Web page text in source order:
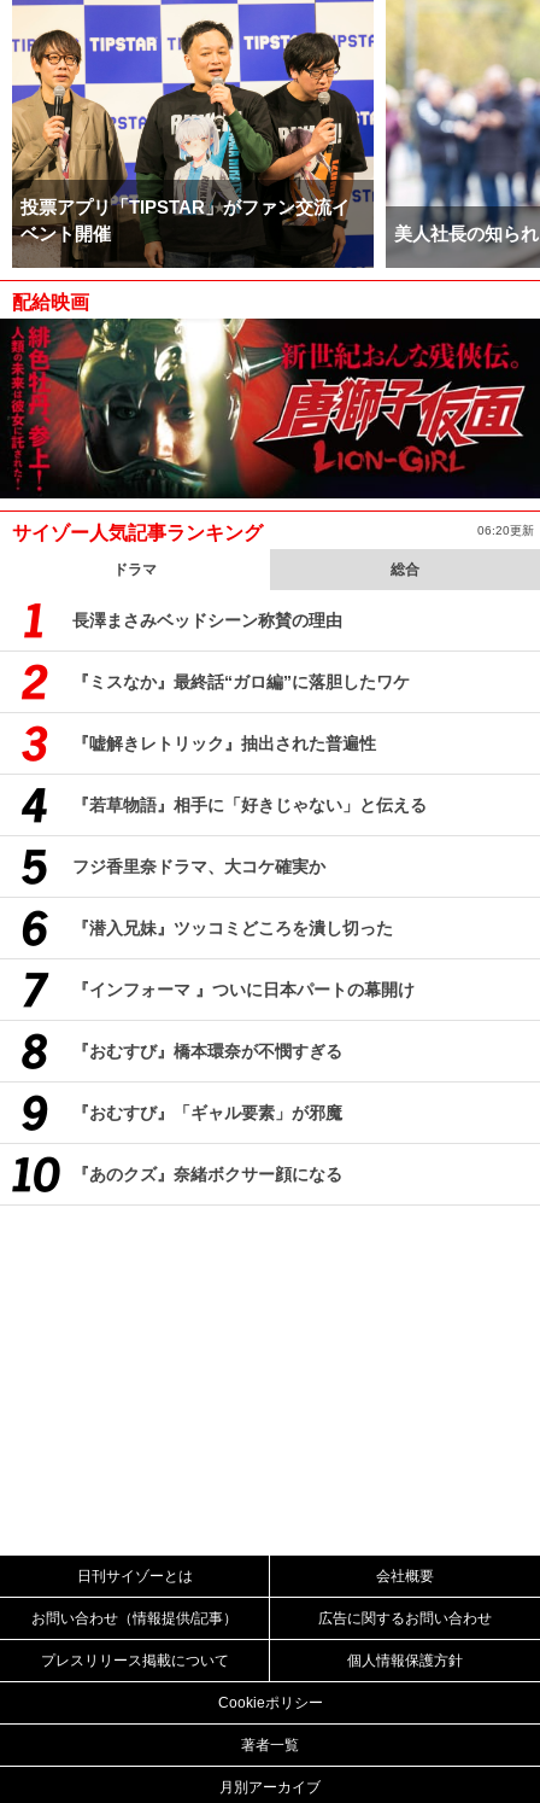
投票アプリ「TIPSTAR」がファン交流イ
ベント開催
美人社長の知ら
配給映画
サイゾー人気記事ランキング 06:20更新
ドラマ 総合
長澤まさみベッドシーン称賛の理由
『ミスなか』最終話“ガロ編”に落胆したワケ
『嘘解きレトリック』抽出された普遍性
『若草物語』相手に「好きじゃない」と伝える
フジ香里奈ドラマ、大コケ確実か
『潜入兄妹』ツッコミどころを潰し切った
『インフォーマ 』ついに日本パートの幕開け
『おむすび』橋本環奈が不憫すぎる
『おむすび』「ギャル要素」が邪魔
『あのクズ』奈緒ボクサー顔になる
日刊サイゾーとは 会社概要
お問い合わせ（情報提供/記事） 広告に関するお問い合わせ
プレスリリース掲載について 個人情報保護方針
Cookieポリシー
著者一覧
月別アーカイブ